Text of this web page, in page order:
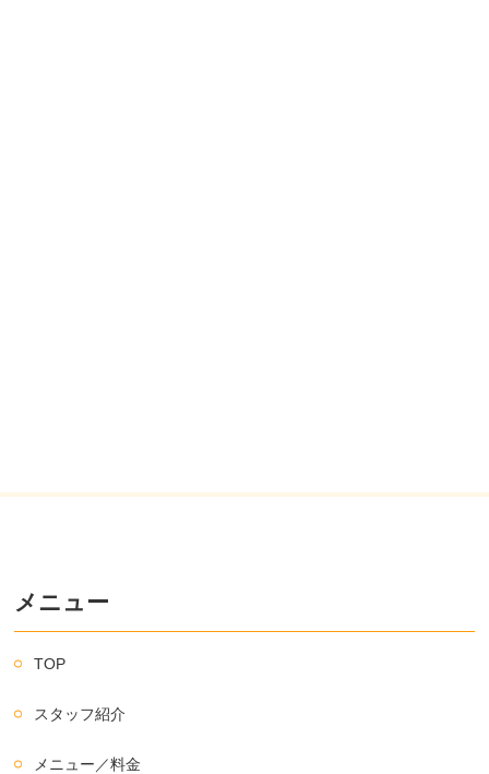
メニュー
TOP
スタッフ紹介
メニュー／料金